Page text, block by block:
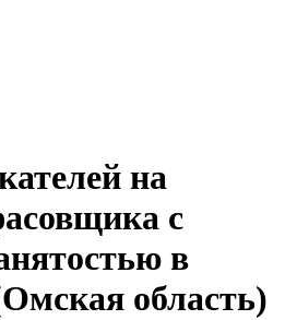
на
с
в
область)